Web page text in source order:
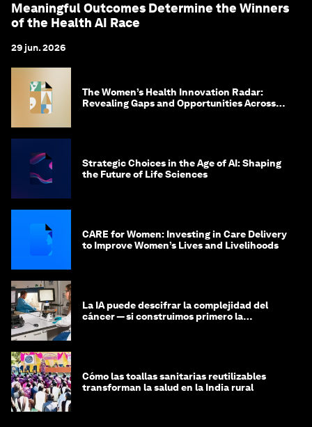
Meaningful Outcomes Determine the Winners
of the Health AI Race
29 jun. 2026
The Women’s Health Innovation Radar:
Revealing Gaps and Opportunities Across
Strategic Choices in the Age of AI: Shaping
the Future of Life Sciences
CARE for Women: Investing in Care Delivery
to Improve Women’s Lives and Livelihoods
La IA puede descifrar la complejidad del
cáncer — si construimos primero la
Cómo las toallas sanitarias reutilizables
transforman la salud en la India rural